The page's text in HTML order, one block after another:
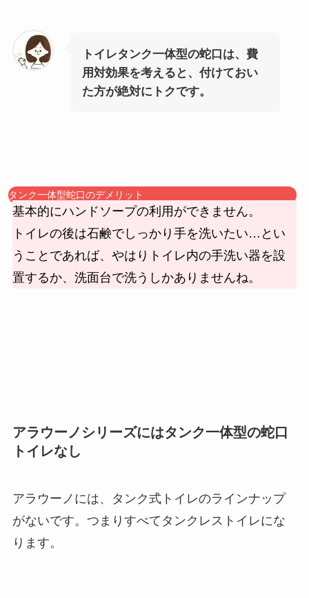
トイレタンク一体型の蛇口は、費
用対効果を考えると、付けておい
た方が絶対にトクです。
タンク一体型蛇口のデメリット
基本的にハンドソープの利用ができません。
トイレの後は石鹸でしっかり手を洗いたい…とい
うことであれば、やはりトイレ内の手洗い器を設
置するか、洗面台で洗うしかありませんね。
アラウーノシリーズにはタンク一体型の蛇口
トイレなし
アラウーノには、タンク式トイレのラインナップ
がないです。つまり すべてタンクレストイレにな
ります。